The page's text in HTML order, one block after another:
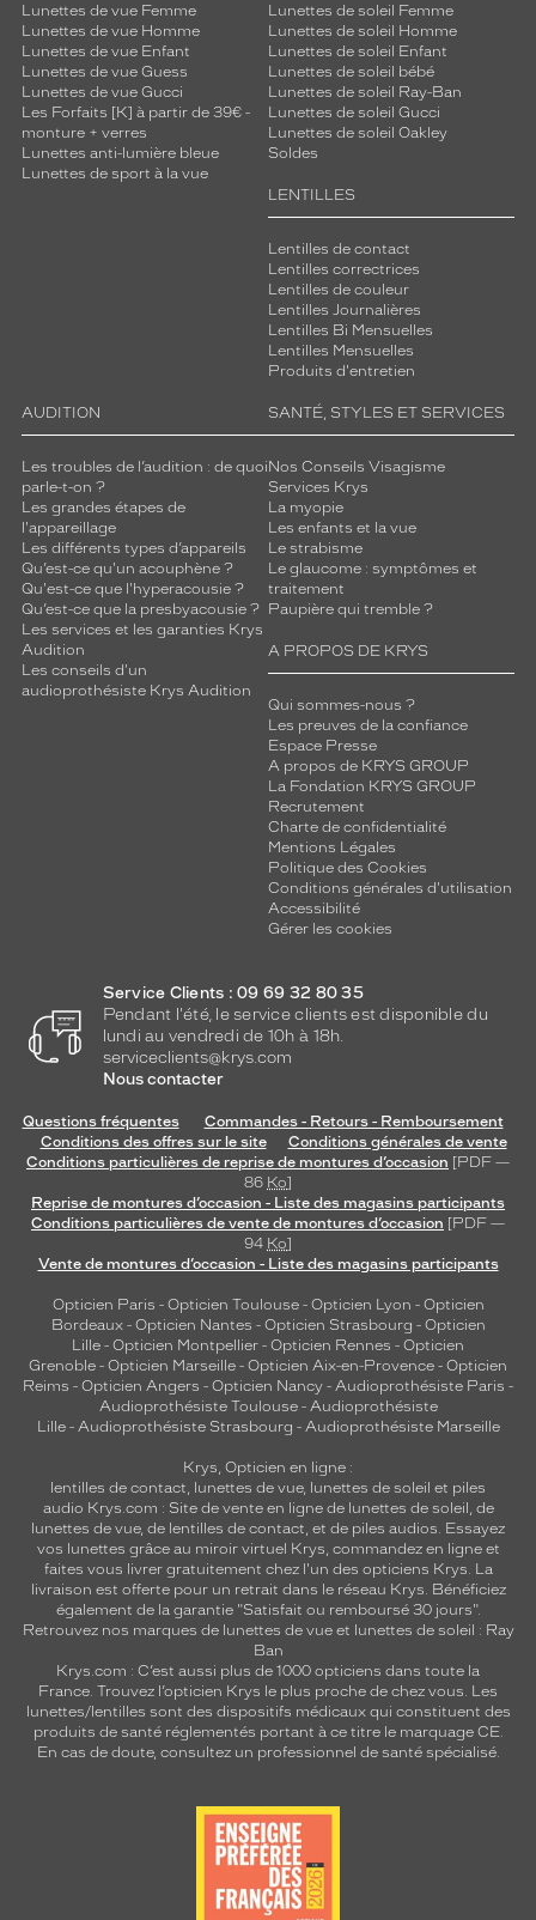
Lunettes de vue Femme
Lunettes de vue Homme
Lunettes de vue Enfant
Lunettes de vue Guess
Lunettes de vue Gucci
Les Forfaits [K] à partir de 39€ -
monture + verres
Lunettes anti-lumière bleue
Lunettes de sport à la vue
Lunettes de soleil Femme
Lunettes de soleil Homme
Lunettes de soleil Enfant
Lunettes de soleil bébé
Lunettes de soleil Ray-Ban
Lunettes de soleil Gucci
Lunettes de soleil Oakley
Soldes
LENTILLES
Lentilles de contact
Lentilles correctrices
Lentilles de couleur
Lentilles Journalières
Lentilles Bi Mensuelles
Lentilles Mensuelles
Produits d'entretien
AUDITION
Les troubles de l’audition : de quoi
parle-t-on ?
Les grandes étapes de
l'appareillage
Les différents types d’appareils
Qu’est-ce qu'un acouphène ?
Qu'est-ce que l'hyperacousie ?
Qu’est-ce que la presbyacousie ?
Les services et les garanties Krys
Audition
Les conseils d'un
audioprothésiste Krys Audition
SANTÉ, STYLES ET SERVICES
Nos Conseils Visagisme
Services Krys
La myopie
Les enfants et la vue
Le strabisme
Le glaucome : symptômes et
traitement
Paupière qui tremble ?
A PROPOS DE KRYS
Qui sommes-nous ?
Les preuves de la confiance
Espace Presse
A propos de KRYS GROUP
La Fondation KRYS GROUP
Recrutement
Charte de confidentialité
Mentions Légales
Politique des Cookies
Conditions générales d'utilisation
Accessibilité
Gérer les cookies
Service Clients : 09 69 32 80 35
Pendant l'été, le service clients est disponible du
lundi au vendredi de 10h à 18h.
serviceclients@krys.com
Nous contacter
Questions fréquentes
Commandes - Retours - Remboursement
Conditions des offres sur le site
Conditions générales de vente
Conditions particulières de reprise de montures d’occasion [PDF —
86 Ko]
Reprise de montures d’occasion - Liste des magasins participants
Conditions particulières de vente de montures d’occasion [PDF —
94 Ko]
Vente de montures d’occasion - Liste des magasins participants
Opticien Paris - Opticien Toulouse- Opticien Lyon - Opticien
Bordeaux- Opticien Nantes - Opticien Strasbourg - Opticien
Lille - Opticien Montpellier - Opticien Rennes - Opticien
Grenoble - Opticien Marseille - Opticien Aix-en-Provence - Opticien
Reims - Opticien Angers - Opticien Nancy - Audioprothésiste Paris -
Audioprothésiste Toulouse- Audioprothésiste
Lille- Audioprothésiste Strasbourg - Audioprothésiste Marseille
Krys, Opticien en ligne :
lentilles de contact, lunettes de vue, lunettes de soleil et piles
audio Krys.com : Site de vente en ligne de lunettes de soleil, de
lunettes de vue, de lentilles de contact, et de piles audios. Essayez
vos lunettes grâce au miroir virtuel Krys, commandez en ligne et
faites vous livrer gratuitement chez l'un des opticiens Krys. La
livraison est offerte pour un retrait dans le réseau Krys. Bénéficiez
également de la garantie "Satisfait ou remboursé 30 jours".
Retrouvez nos marques de lunettes de vue et lunettes de soleil : Ray
Ban
Krys.com : C’est aussi plus de 1000 opticiens dans toute la
France. Trouvez l’opticien Krys le plus proche de chez vous. Les
lunettes/lentilles sont des dispositifs médicaux qui constituent des
produits de santé réglementés portant à ce titre le marquage CE.
En cas de doute, consultez un professionnel de santé spécialisé.